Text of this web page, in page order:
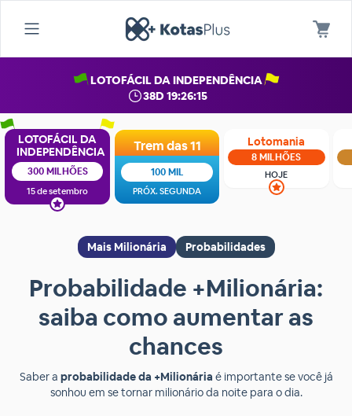
LOTOFÁCIL DA INDEPENDÊNCIA
38D 19:26:14
LOTOFÁCIL DA
INDEPENDÊNCIA
300 MILHÕES
15 de setembro
Trem das 11
100 MIL
PRÓX. SEGUNDA
Lotomania
8 MILHÕES
HOJE
Mais Milionária Probabilidades
Probabilidade +Milionária:
saiba como aumentar as
chances
Saber a probabilidade da +Milionária é importante se você já
sonhou em se tornar milionário da noite para o dia.